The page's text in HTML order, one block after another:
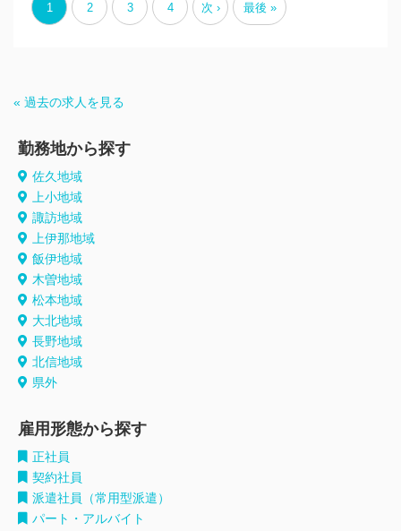
1 2 3 4 次 › 最後 »
« 過去の求人を見る
勤務地から探す
佐久地域
上小地域
諏訪地域
上伊那地域
飯伊地域
木曽地域
松本地域
大北地域
長野地域
北信地域
県外
雇用形態から探す
正社員
契約社員
派遣社員（常用型派遣）
パート・アルバイト